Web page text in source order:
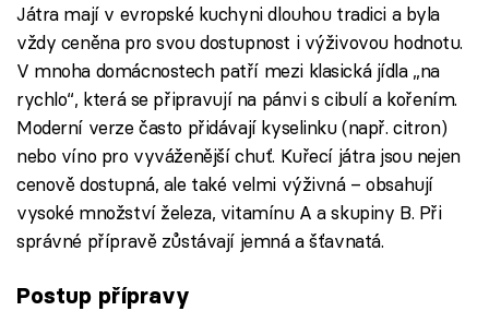
Játra mají v evropské kuchyni dlouhou tradici a byla
vždy ceněna pro svou dostupnost i výživovou hodnotu.
V mnoha domácnostech patří mezi klasická jídla „na
rychlo“, která se připravují na pánvi s cibulí a kořením.
Moderní verze často přidávají kyselinku (např. citron)
nebo víno pro vyváženější chuť. Kuřecí játra jsou nejen
cenově dostupná, ale také velmi výživná – obsahují
vysoké množství železa, vitamínu A a skupiny B. Při
správné přípravě zůstávají jemná a šťavnatá.
Postup přípravy